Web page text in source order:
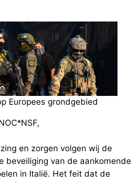
Europees grondgebied
en zorgen volgen wij de
beveiliging van de aankomende
in Italië. Het feit dat de